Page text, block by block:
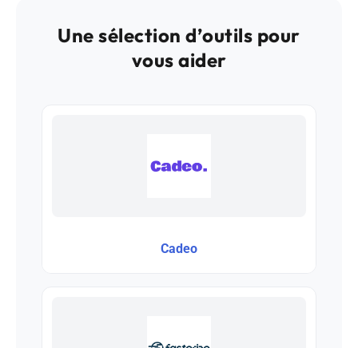
Une sélection d’outils pour
vous aider
Cadeo